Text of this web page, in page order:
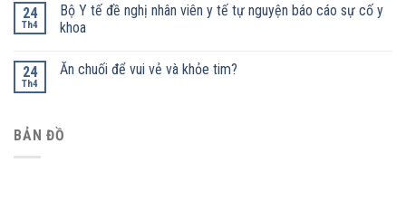
24
Th4
Bộ Y tế đề nghị nhân viên y tế tự nguyện báo cáo sự cố y
khoa
24
Th4
Ăn chuối để vui vẻ và khỏe tim?
BẢN ĐỒ